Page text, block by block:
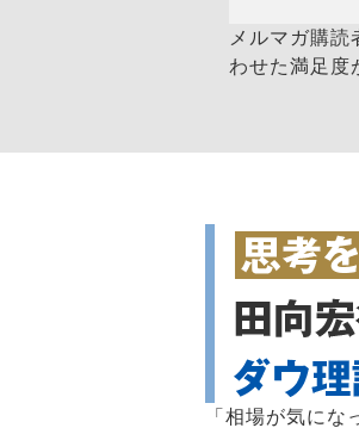
メルマガ購
わせた満足度
「相場が気に